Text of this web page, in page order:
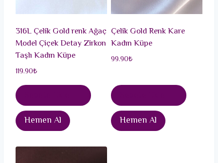
316L Çelik Gold renk Ağaç
Model Çiçek Detay Zirkon
Taşlı Kadın Küpe
119.90₺
Hemen Al
Çelik Gold Renk Kare
Kadın Küpe
99.90₺
Hemen Al